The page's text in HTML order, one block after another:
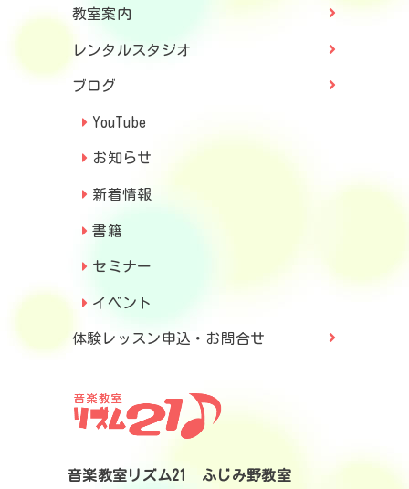
教室案内
レンタルスタジオ
ブログ
YouTube
お知らせ
新着情報
書籍
セミナー
イベント
体験レッスン申込・お問合せ
音楽教室リズム21 ふじみ野教室